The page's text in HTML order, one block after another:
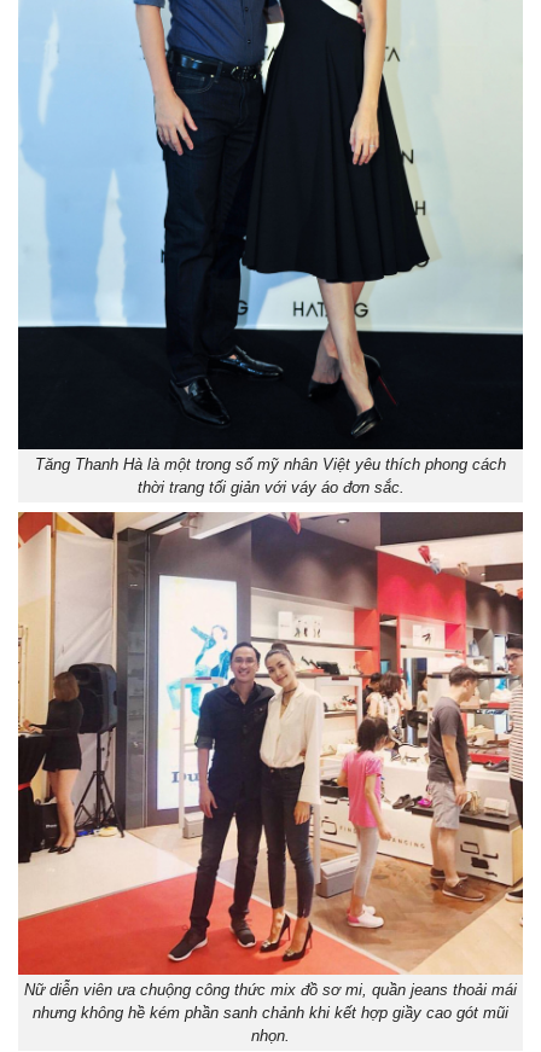
Tăng Thanh Hà là một trong số mỹ nhân Việt yêu thích phong cách
thời trang tối giản với váy áo đơn sắc.
Nữ diễn viên ưa chuộng công thức mix đồ sơ mi, quần jeans thoải mái
nhưng không hề kém phần sanh chảnh khi kết hợp giầy cao gót mũi
nhọn.